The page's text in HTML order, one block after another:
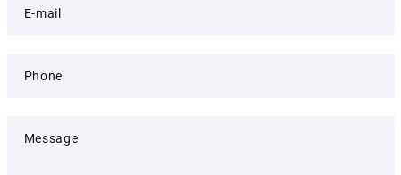
E-mail
Phone
Message